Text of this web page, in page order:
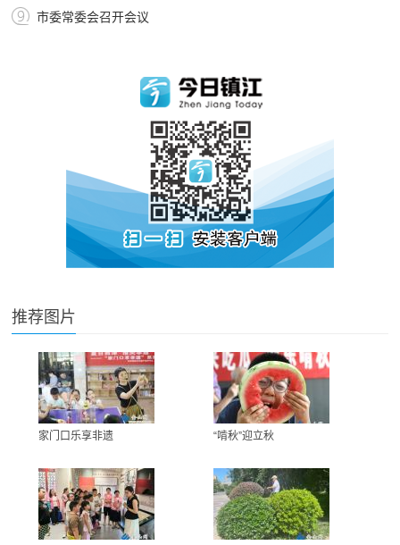
市委常委会召开会议
推荐图片
家门口乐享非遗 “啃秋”迎立秋